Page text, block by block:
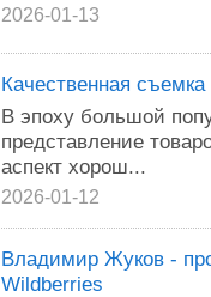
2026-01-13
Качественная
В эпоху большой
представление
аспект хорош...
2026-01-12
Владимир Жуков -
Wildberries